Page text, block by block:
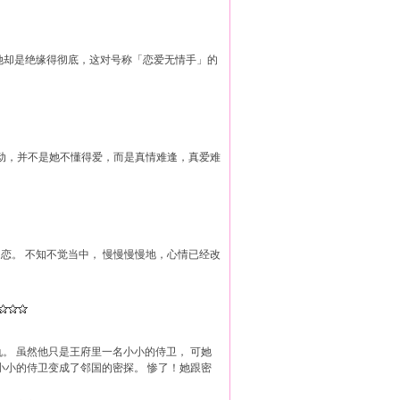
是绝缘得彻底，这对号称「恋爱无情手」的
并不是她不懂得爱，而是真情难逢，真爱难
。 不知不觉当中， 慢慢慢慢地，心情已经改
虽然他只是王府里一名小小的侍卫， 可她
的侍卫变成了邻国的密探。 惨了！她跟密